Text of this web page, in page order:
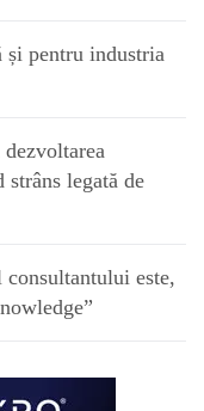
pentru industria
strâns legată de
este,